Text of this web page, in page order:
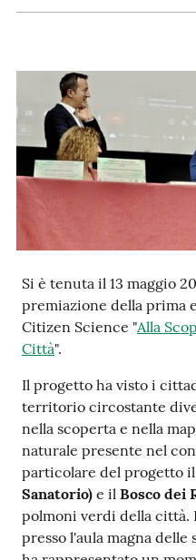
e
Progetto
PNRR
DigitAP
Monitoraggio
SNB2030
Scrivici
Seguici
su
Si è tenuta il 13 maggio
premiazione della prima
Citizen Science "Alla
Città".
Il progetto ha visto i
territorio circostante
nella scoperta e nella
naturale presente nel
particolare del progetto il
Sanatorio) e il Bosco dei
polmoni verdi della città.
presso l'aula magna